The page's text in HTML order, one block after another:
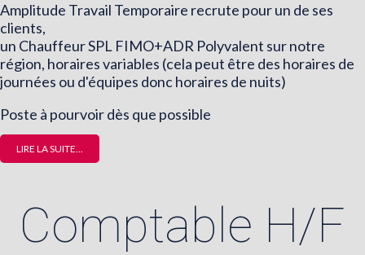
Amplitude Travail Temporaire recrute pour un de ses
clients,
un Chauffeur SPL FIMO+ADR Polyvalent sur notre
région, horaires variables (cela peut être des horaires de
journées ou d'équipes donc horaires de nuits)
Poste à pourvoir dès que possible
LIRE LA SUITE...
Comptable H/F